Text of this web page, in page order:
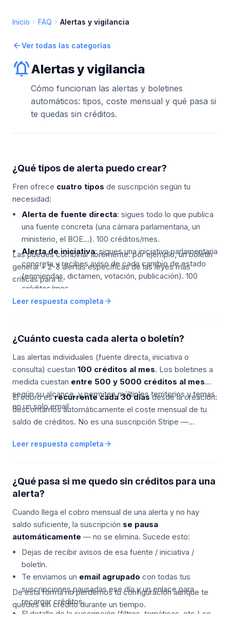
Inicio chevron_right FAQ chevron_right Alertas y vigilancia
arrow_backVer todas las categorías
notifications_activeAlertas y vigilancia
Cómo funcionan las alertas y boletines
automáticos: tipos, coste mensual y qué pasa si
te quedas sin créditos.
¿Qué tipos de alerta puedo crear?
Fren ofrece cuatro tipos de suscripción según tu
necesidad:
Alerta de fuente directa: sigues todo lo que publica
una fuente concreta (una cámara parlamentaria, un
ministerio, el BOE...). 100 créditos/mes.
Alerta de iniciativa: sigues una iniciativa parlamentaria
concreta y recibes aviso de cada cambio de estado
(enmiendas, dictamen, votación, publicación). 100
créditos/mes.
Alerta de consulta pública
Boletín a medida: un email periódico con todo lo
Útil si vigilas varios asuntos a la vez. 500 créditos/mes.
Las puedes combinar libremente: por ejemplo, un boletín
general + 2-3 alertas específicas de las leyes más
críticas para ti.
Leer respuesta completa arrow_forward
¿Cuánto cuesta cada alerta o boletín?
Las alertas individuales (fuente directa, iniciativa o
consulta) cuestan 100 créditos al mes. Los boletines a
medida cuestan entre 500 y 5000 créditos al mes
según su alcance, y permiten múltiples territorios y temas
en un solo email.
El cobro esrecurrente cada 30 días desde la creación:
descontamos automáticamente el coste mensual de tu
saldo de créditos. No es una suscripción Stripe —
Leer respuesta completa arrow_forward
¿Qué pasa si me quedo sin créditos para una
alerta?
Cuando llega el cobro mensual de una alerta y no hay
saldo suficiente, la suscripción se pausa
automáticamente — no se elimina. Sucede esto:
Dejas de recibir avisos de esa fuente / iniciativa /
boletín.
Te enviamos un email agrupado con todas tus
suscripciones pausadas ese día y un enlace para
recargar créditos.
El detalle de la suscripción (filtros, temáticas, etc.) se
De esta forma no perdemos tu configuración aunque te
quedes sin crédito durante un tiempo.